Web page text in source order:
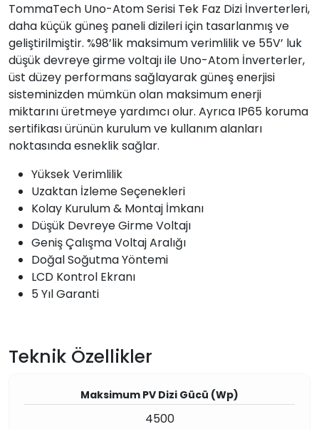
TommaTech Uno-Atom Serisi Tek Faz Dizi İnverterleri,
daha küçük güneş paneli dizileri için tasarlanmış ve
geliştirilmiştir. %98’lik maksimum verimlilik ve 55V’ luk
düşük devreye girme voltajı ile Uno-Atom İnverterler,
üst düzey performans sağlayarak güneş enerjisi
sisteminizden mümkün olan maksimum enerji
miktarını üretmeye yardımcı olur. Ayrıca IP65 koruma
sertifikası ürünün kurulum ve kullanım alanları
noktasında esneklik sağlar.
Yüksek Verimlilik
Uzaktan İzleme Seçenekleri
Kolay Kurulum & Montaj İmkanı
Düşük Devreye Girme Voltajı
Geniş Çalışma Voltaj Aralığı
Doğal Soğutma Yöntemi
LCD Kontrol Ekranı
5 Yıl Garanti
Teknik Özellikler
Maksimum PV Dizi Gücü (Wp)
4500